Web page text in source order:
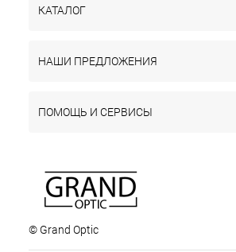
КАТАЛОГ
НАШИ ПРЕДЛОЖЕНИЯ
ПОМОЩЬ И СЕРВИСЫ
© Grand Optic